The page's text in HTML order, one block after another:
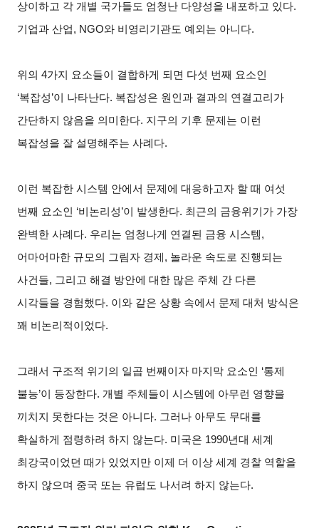
상이하고 각 개별 국가들도 엄청난 다양성을 내포하고 있다.
기업과 산업, NGO와 비영리기관도 예외는 아니다.
위의 4가지 요소들이 결합하게 되면 다섯 번째 요소인
‘복잡성’이 나타난다. 복잡성은 원인과 결과의 연결고리가
간단하지 않음을 의미한다. 지구의 기후 문제는 이런
복잡성을 잘 설명해주는 사례다.
이런 복잡한 시스템 안에서 문제에 대응하고자 할 때 여섯
번째 요소인 ‘비논리성’이 발생한다. 최근의 금융위기가 가장
완벽한 사례다. 우리는 엄청나게 연결된 금융 시스템,
어마어마한 규모의 그림자 경제, 놀라운 속도로 진행되는
사건들, 그리고 해결 방안에 대한 많은 주체 간 다른
시각들을 경험했다. 이와 같은 상황 속에서 문제 대처 방식은
꽤 비논리적이었다.
그래서 구조적 위기의 일곱 번째이자 마지막 요소인 ‘통제
불능’이 등장한다. 개별 주체들이 시스템에 아무런 영향을
끼치지 못한다는 것은 아니다. 그러나 아무도 무대를
확실하게 점령하려 하지 않는다. 미국은 1990년대 세계
최강국이었던 때가 있었지만 이제 더 이상 세계 경찰 역할을
하지 않으며 중국 또는 유럽도 나서려 하지 않는다.